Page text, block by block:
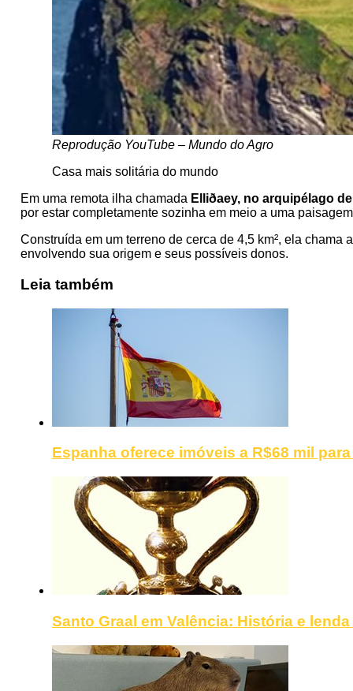
Reprodução YouTube – Mundo do Agro
Casa mais solitária do mundo
Em uma remota ilha chamada Elliðaey, no arquipélago
por estar completamente sozinha em meio a uma
Construída em um terreno de cerca de 4,5 km², ela
envolvendo sua origem e seus possíveis donos.
Leia também
Espanha oferece imóveis a R$68 mil
Santo Graal em Valência: História e